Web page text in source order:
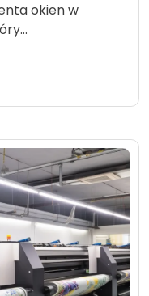
okien w